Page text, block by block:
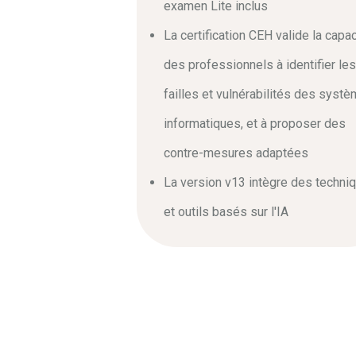
CEH V13 IA
Face à la multiplication des
est devenu une priorité absolue pour
conçue pour former les
avancées. En suivant ce cursus
certification CEH (Certified Ethical
Détection des
indispensables au métier de
cursus vous permettra également de
d’étudier le fonctionnement des
examen Lite inclus
La certification CEH valide la
des professionnels à identifier les
failles et vulnérabilités des
informatiques, et à proposer des
contre-mesures adaptées
La version v13 intègre des
et outils basés sur l'IA